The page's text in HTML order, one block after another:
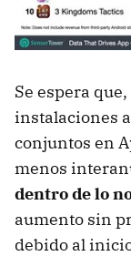
Se espera
instalaciones
conjuntos en
menos
dentro de lo
aumento sin
debido al